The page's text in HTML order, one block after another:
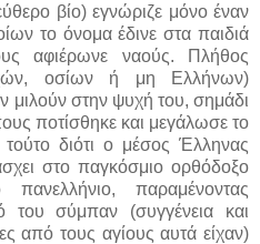
βίο) εγνώριζε μόνο έναν
το όνομα έδινε στα παιδιά
αφιέρωνε ναούς. Πλήθος
οσίων ή μη Ελλήνων)
μιλούν στην ψυχή του, σημάδι
ποτίσθηκε και μεγάλωσε το
διότι ο μέσος Έλληνας
στο παγκόσμιο ορθόδοξο
παραμένοντας
του σύμπαν (συγγένεια και
από τους αγίους αυτά είχαν)